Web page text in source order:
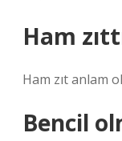
Ham
Ham zıt anlam
Bencil